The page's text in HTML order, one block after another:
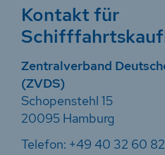
Kontakt für
Zentralverband
(ZVDS)
Schopenstehl 15
20095 Hamburg
Telefon: +49 40 32 60 82